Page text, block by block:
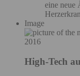
eine neue
Image
2016
High-Tech